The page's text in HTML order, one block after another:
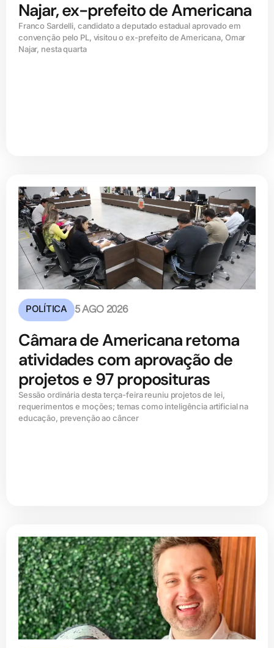
Najar, ex-prefeito de Americana
Franco Sardelli, candidato a deputado estadual aprovado em
convenção pelo PL, visitou o ex-prefeito de Americana, Omar
Najar, nesta quarta
POLÍTICA 5 AGO 2026
Câmara de Americana retoma
atividades com aprovação de
projetos e 97 proposituras
Sessão ordinária desta terça-feira reuniu projetos de lei,
requerimentos e moções; temas como inteligência artificial na
educação, prevenção ao câncer